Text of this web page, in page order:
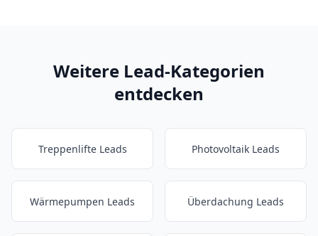
Weitere Lead-Kategorien
entdecken
Treppenlifte Leads Photovoltaik Leads
Wärmepumpen Leads Überdachung Leads